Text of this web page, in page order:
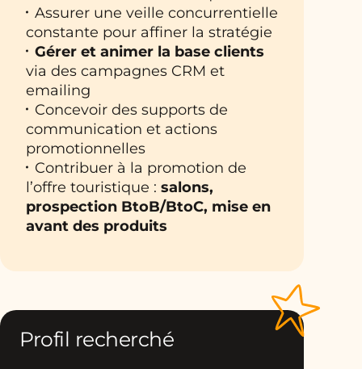
Assurer une veille concurrentielle
constante pour affiner la stratégie
Gérer et animer la base clients
via des campagnes CRM et
emailing
Concevoir des supports de
communication et actions
promotionnelles
Contribuer à la promotion de
l’offre touristique : salons,
prospection BtoB/BtoC, mise en
avant des produits
Profil recherché